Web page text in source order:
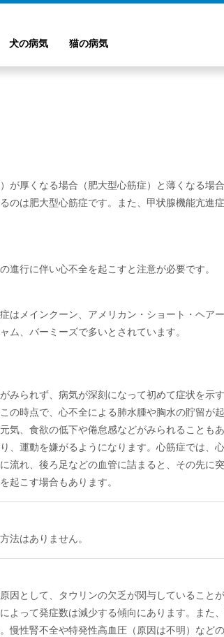
犬の病気 猫の病気
が厚くなる場合（肥大型心筋症）と薄くなる場
のは肥大型心筋症です。また、甲状腺機能亢進
行に伴い心不全を起こすと注意が必要です。
はメインクーン、アメリカン・ショート・ヘア
ム、バーミーズで多いとされています。
みられず、病気が深刻になって初めて症状を示
の時点で、心不全による肺水腫や胸水の貯留が
気、食欲の低下や倦怠感などがみられることも
、運動を嫌がるようになります。心筋症では、
流れ、後ろ足などの血管に詰まると、その先に
起こす場合もあります。
法はありません。
因として、タウリンの欠乏が関与していること
よって発症数は減少する傾向にあります。また
慢性腎不全や特発性高血圧（原因は不明）など